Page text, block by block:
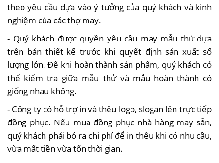
theo yêu cầu dựa vào ý tưởng của quý khách và kinh
nghiệm của các thợ may.
- Quý khách được quyền yêu cầu may mẫu thử dựa
trên bản thiết kế trước khi quyết định sản xuất số
lượng lớn. Để khi hoàn thành sản phẩm, quý khách có
thể kiểm tra giữa mẫu thử và mẫu hoàn thành có
giống nhau không.
- Công ty có hỗ trợ in và thêu logo, slogan lên trực tiếp
đồng phục. Nếu mua đồng phục nhà hàng may sẵn,
quý khách phải bỏ ra chi phí để in thêu khi có nhu cầu,
vừa mất tiền vừa tốn thời gian.